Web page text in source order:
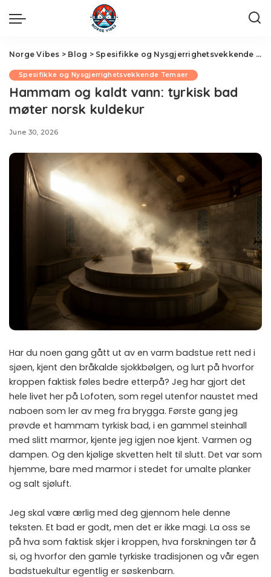
Norge Vibes > Blog > Spesifikke og Nysgjerrighetsvekkende Temaer
Spesifikke og Nysgjerrighetsvekkende Temaer
Hammam og kaldt vann: tyrkisk bad
møter norsk kuldekur
June 30, 2026
Har du noen gang gått ut av en varm badstue rett ned i
sjøen, kjent den bråkalde sjokkbølgen, og lurt på hvorfor
kroppen faktisk føles bedre etterpå? Jeg har gjort det
hele livet her på Lofoten, som regel utenfor naustet med
naboen som ler av meg fra brygga. Første gang jeg
prøvde et hammam tyrkisk bad, i en gammel steinhall
med slitt marmor, kjente jeg igjen noe kjent. Varmen og
dampen. Og den kjølige skvetten helt til slutt. Det var som
hjemme, bare med marmor i stedet for umalte planker
og salt sjøluft.
Jeg skal være ærlig med deg gjennom hele denne
teksten. Et bad er godt, men det er ikke magi. La oss se
på hva som faktisk skjer i kroppen, hva forskningen tør å
si, og hvorfor den gamle tyrkiske tradisjonen og vår egen
badstuekultur egentlig er søskenbarn.